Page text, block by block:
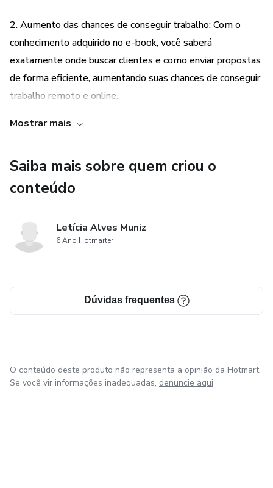
2. Aumento das chances de conseguir trabalho: Com o
conhecimento adquirido no e-book, você saberá
exatamente onde buscar clientes e como enviar propostas
de forma eficiente, aumentando suas chances de conseguir
trabalho remoto e online.
3. Maior segurança na escolha dos sites: Com a análise
aquelas que oferecem mais segurança e confiabilidade,
evitando possíveis golpes ou fraudes.
trabalho remoto do mundo, o e-book ainda apresenta
outras opções de sites e redes sociais onde você pode
trabalho e aumentando sua rede de contatos.
Mostrar mais
Saiba mais sobre quem criou o
conteúdo
Letícia Alves Muniz
6 Ano Hotmarter
Dúvidas frequentes
O conteúdo deste produto não representa a opinião da Hotmart.
Se você vir informações inadequadas, denuncie aqui